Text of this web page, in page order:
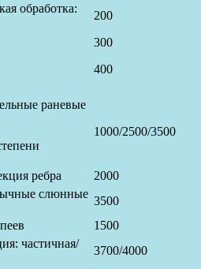
обработка:
200
300
400
раневые
1000/2500/3500
ребра
2000
слюнные
3500
1500
частичная/
3700/4000